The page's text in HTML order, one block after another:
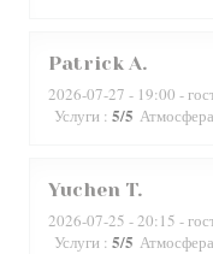
Patrick A
2026-07-27 - 19:00 -
Услуги : 5/5 Атмосфера
Yuchen T
2026-07-25 - 20:15 -
Услуги : 5/5 Атмосфера